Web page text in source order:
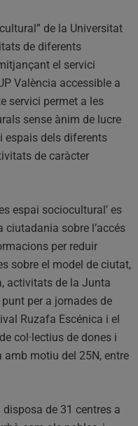
de la Universitat
de diferents
el servici
València accessible a
servici permet a les
sense ànim de lucre
espais dels diferents
de caràcter
espai sociocultural’ es
ciutadania sobre l’accés
per reduir
sobre el model de ciutat,
activitats de la Junta
per a jornades de
Ruzafa Escénica i el
col·lectius de dones i
motiu del 25N, entre
de 31 centres a